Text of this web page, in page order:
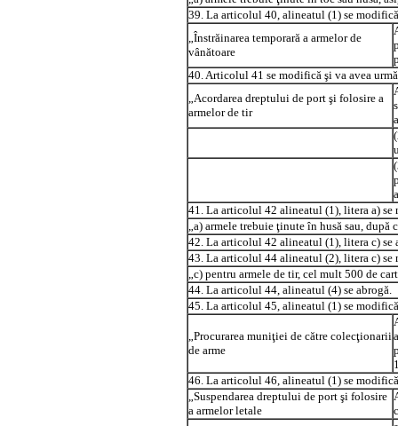
39. La articolul 40, alineatul (1) se
„Înstrăinarea temporară a armelor de
vânătoare
40. Articolul 41 se modifică şi va avea
„Acordarea dreptului de port şi folosire a
armelor de tir
41. La articolul 42 alineatul (1), litera a)
„a) armele trebuie ţinute în husă sau,
42. La articolul 42 alineatul (1), litera c) se
43. La articolul 44 alineatul (2), litera c)
„c) pentru armele de tir, cel mult 500 de
44. La articolul 44, alineatul (4) se abrogă.
45. La articolul 45, alineatul (1) se
„Procurarea muniţiei de către colecţionarii
de arme
46. La articolul 46, alineatul (1) se
„Suspendarea dreptului de port şi folosire
a armelor letale